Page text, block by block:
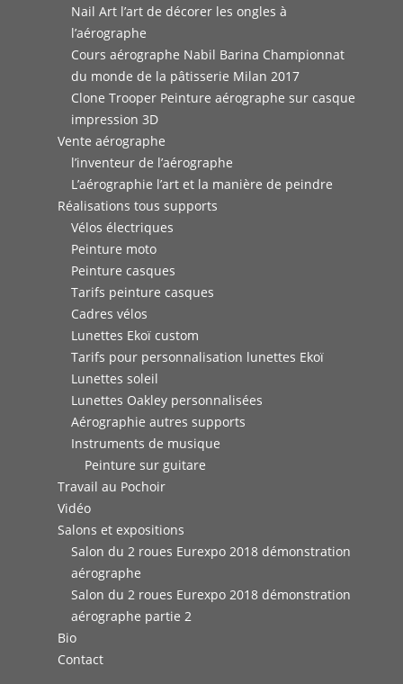
Nail Art l’art de décorer les ongles à
l’aérographe
Cours aérographe Nabil Barina Championnat
du monde de la pâtisserie Milan 2017
Clone Trooper Peinture aérographe sur casque
impression 3D
Vente aérographe
l’inventeur de l’aérographe
L’aérographie l’art et la manière de peindre
Réalisations tous supports
Vélos électriques
Peinture moto
Peinture casques
Tarifs peinture casques
Cadres vélos
Lunettes Ekoï custom
Tarifs pour personnalisation lunettes Ekoï
Lunettes soleil
Lunettes Oakley personnalisées
Aérographie autres supports
Instruments de musique
Peinture sur guitare
Travail au Pochoir
Vidéo
Salons et expositions
Salon du 2 roues Eurexpo 2018 démonstration
aérographe
Salon du 2 roues Eurexpo 2018 démonstration
aérographe partie 2
Bio
Contact